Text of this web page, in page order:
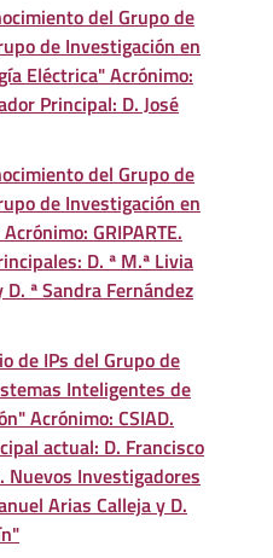
del Grupo de
de Investigación en
Eléctrica" Acrónimo:
Principal: D. José
del Grupo de
de Investigación en
GRIPARTE.
D. ª M.ª Livia
D. ª Sandra Fernández
de IPs del Grupo de
Inteligentes de
Acrónimo: CSIAD.
actual: D. Francisco
Nuevos Investigadores
Arias Calleja y D.